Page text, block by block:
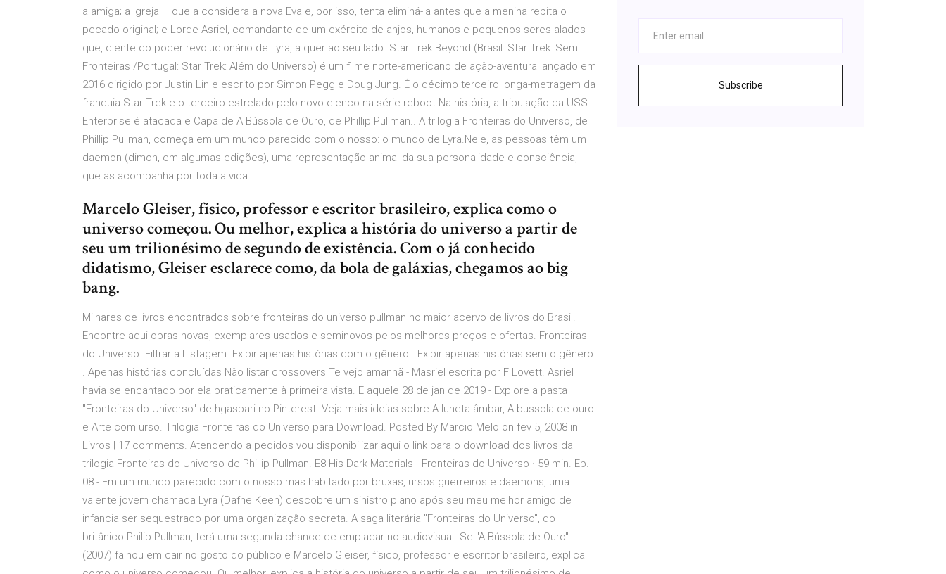
a amiga; a Igreja – que a considera a nova Eva e, por isso, tenta eliminá-la antes que a menina repita o
pecado original; e Lorde Asriel, comandante de um exército de anjos, humanos e pequenos seres alados
que, ciente do poder revolucionário de Lyra, a quer ao seu lado. Star Trek Beyond (Brasil: Star Trek: Sem
Fronteiras /Portugal: Star Trek: Além do Universo) é um filme norte-americano de ação-aventura lançado em
2016 dirigido por Justin Lin e escrito por Simon Pegg e Doug Jung. É o décimo terceiro longa-metragem da
franquia Star Trek e o terceiro estrelado pelo novo elenco na série reboot.Na história, a tripulação da USS
Enterprise é atacada e Capa de A Bússola de Ouro, de Phillip Pullman.. A trilogia Fronteiras do Universo, de
Phillip Pullman, começa em um mundo parecido com o nosso: o mundo de Lyra.Nele, as pessoas têm um
daemon (dimon, em algumas edições), uma representação animal da sua personalidade e consciência,
que as acompanha por toda a vida.
Marcelo Gleiser, físico, professor e escritor brasileiro, explica como o
universo começou. Ou melhor, explica a história do universo a partir de
seu um trilionésimo de segundo de existência. Com o já conhecido
didatismo, Gleiser esclarece como, da bola de galáxias, chegamos ao big
bang.
Milhares de livros encontrados sobre fronteiras do universo pullman no maior acervo de livros do Brasil.
Encontre aqui obras novas, exemplares usados e seminovos pelos melhores preços e ofertas. Fronteiras
do Universo. Filtrar a Listagem. Exibir apenas histórias com o gênero . Exibir apenas histórias sem o gênero
. Apenas histórias concluídas Não listar crossovers Te vejo amanhã - Masriel escrita por F Lovett. Asriel
havia se encantado por ela praticamente à primeira vista. E aquele 28 de jan de 2019 - Explore a pasta
"Fronteiras do Universo" de hgaspari no Pinterest. Veja mais ideias sobre A luneta âmbar, A bussola de ouro
e Arte com urso. Trilogia Fronteiras do Universo para Download. Posted By Marcio Melo on fev 5, 2008 in
Livros | 17 comments. Atendendo a pedidos vou disponibilizar aqui o link para o download dos livros da
trilogia Fronteiras do Universo de Phillip Pullman. E8 His Dark Materials - Fronteiras do Universo · 59 min. Ep.
08 - Em um mundo parecido com o nosso mas habitado por bruxas, ursos guerreiros e daemons, uma
valente jovem chamada Lyra (Dafne Keen) descobre um sinistro plano após seu meu melhor amigo de
infancia ser sequestrado por uma organização secreta. A saga literária "Fronteiras do Universo", do
britânico Philip Pullman, terá uma segunda chance de emplacar no audiovisual. Se "A Bússola de Ouro"
(2007) falhou em cair no gosto do público e Marcelo Gleiser, físico, professor e escritor brasileiro, explica
Subscribe